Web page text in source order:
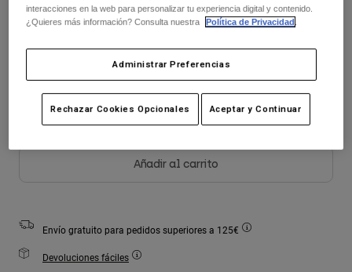
Accesorios
Ver Todo
Bolsas y Mochilas
Gorras y Gorros
seleccionado
Añadir al carrito
Envío gratuito para pedidos superiores a 125€
Devoluciones fáciles
interacciones en la web para personalizar tu experiencia digital y contenido.
¿Quieres más información? Consulta nuestra
Política de Privacidad
Administrar Preferencias
Rechazar Cookies Opcionales Aceptar y Continuar